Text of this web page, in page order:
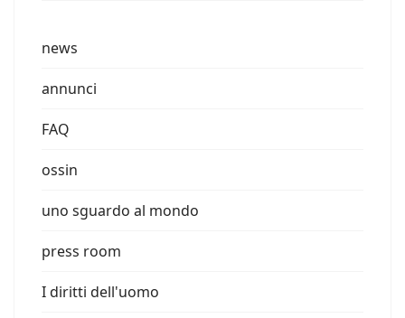
news
annunci
FAQ
ossin
uno sguardo al mondo
press room
I diritti dell'uomo